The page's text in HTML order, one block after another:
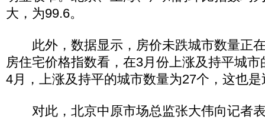
大，为99.6。
此外，数据显示，房价未跌城市数量正
房住宅价格指数看，在3月份上涨及持平城
4月，上涨及持平的城市数量为27个，这也
对此，北京中原市场总监张大伟向记者